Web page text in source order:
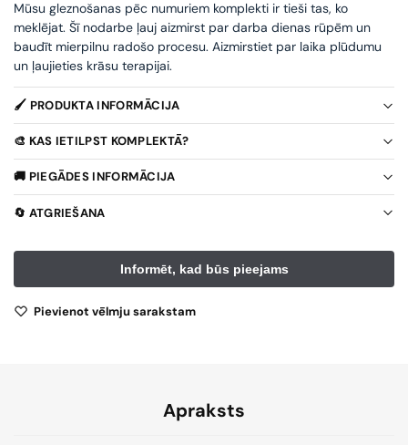
Mūsu gleznošanas pēc numuriem komplekti ir tieši tas, ko
meklējat. Šī nodarbe ļauj aizmirst par darba dienas rūpēm un
baudīt mierpilnu radošo procesu. Aizmirstiet par laika plūdumu
un ļaujieties krāsu terapijai.
🖌️ PRODUKTA INFORMĀCIJA
🎨 KAS IETILPST KOMPLEKTĀ?
🚚 PIEGĀDES INFORMĀCIJA
🔄 ATGRIEŠANA
Pievienot vēlmju sarakstam
Apraksts